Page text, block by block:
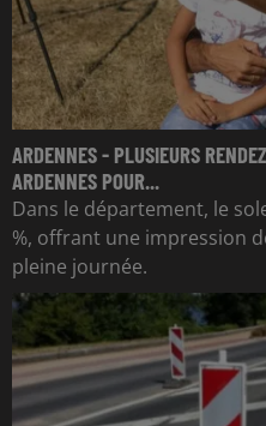
ARDENNES - PLUSIEURS
ARDENNES POUR...
Dans le département, le
%, offrant une impression
pleine journée.